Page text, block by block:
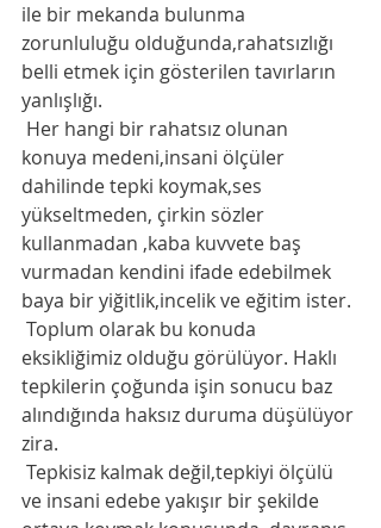
ile bir mekanda bulunma
zorunluluğu olduğunda,rahatsızlığı
belli etmek için gösterilen tavırların
yanlışlığı.
konuya medeni,insani ölçüler
dahilinde tepki koymak,ses
yükseltmeden, çirkin sözler
kullanmadan ,kaba kuvvete baş
vurmadan kendini ifade edebilmek
baya bir yiğitlik,incelik ve eğitim ister.
eksikliğimiz olduğu görülüyor. Haklı
tepkilerin çoğunda işin sonucu baz
alındığında haksız duruma düşülüyor
zira.
ve insani edebe yakışır bir şekilde